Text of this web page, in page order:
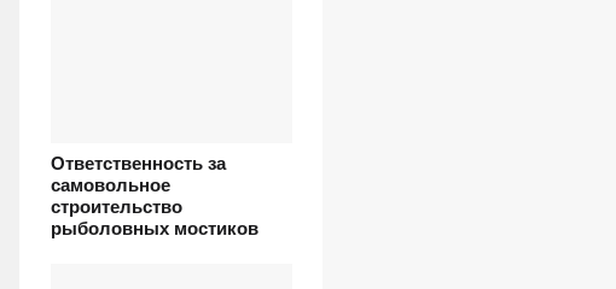
Ответственность за
самовольное
строительство
рыболовных мостиков